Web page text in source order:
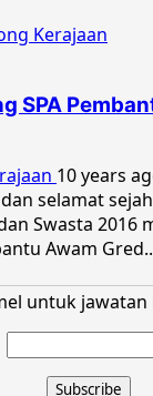
Kerajaan
SPA
10 years
selamat
Swasta 2016
Awam
untuk